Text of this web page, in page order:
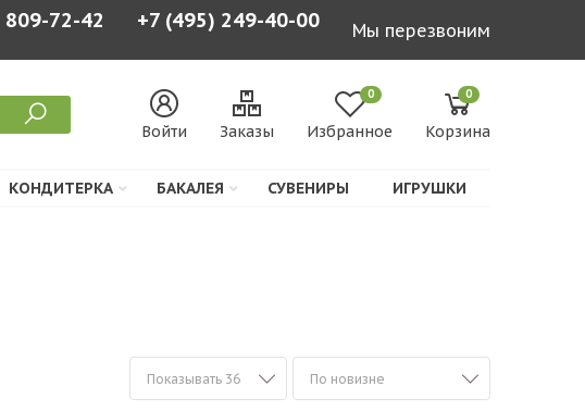
809-72-42 +7 (495) 249-40-00 Мы перезвоним
Войти Заказы
0
Избранное
0
Корзина
КОНДИТЕРКА БАКАЛЕЯ СУВЕНИРЫ ИГРУШКИ